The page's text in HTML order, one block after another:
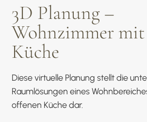
3D Planung –
Wohnzimmer
Küche
Diese virtuelle Planung stellt die
Raumlösungen eines
offenen Küche dar.